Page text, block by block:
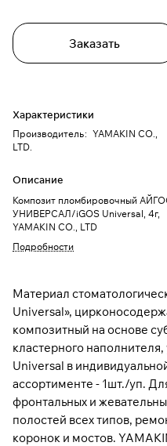
Заказать
Характеристики
Производитель: YAMAKIN CO.,
LTD.
Описание
Композит пломбировочный
УНИВЕРСАЛ/iGOS Universal, 4г,
YAMAKIN CO., LTD
Подробности
Материал
Universal»,
композитный на основе
кластерного
Universal в
ассортименте - 1шт./уп.
фронтальных и
полостей всех типов,
коронок и мостов.